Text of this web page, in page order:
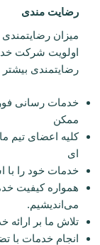
رضایت مندی
میزان
اولویت شرکت
رضایتمندی
خدمات رسانی
ممکن
کلیه اعضای تیم
ای
خدمات خود را با
همواره کیفیت
می‌اندیشیم.
تلاش ما بر ارائه
انجام خدمات با